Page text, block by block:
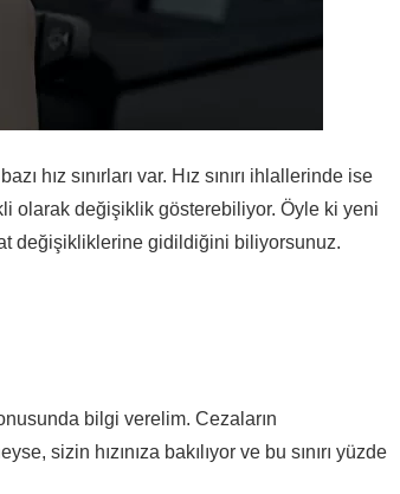
hız sınırları var. Hız sınırı ihlallerinde ise
olarak değişiklik gösterebiliyor. Öyle ki yeni
değişikliklerine gidildiğini biliyorsunuz.
bilgi verelim. Cezaların
sizin hızınıza bakılıyor ve bu sınırı yüzde